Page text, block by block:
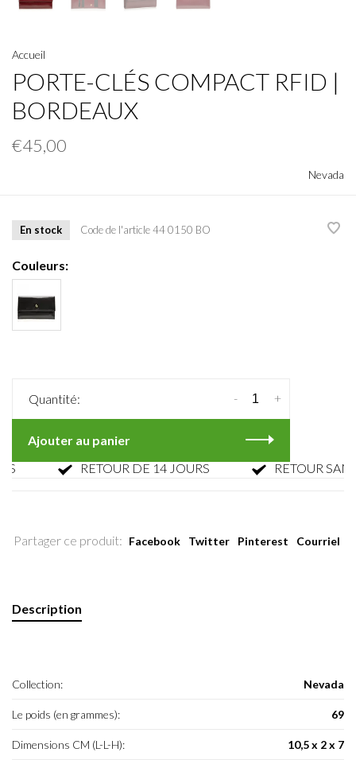
Accueil
PORTE-CLÉS COMPACT RFID |
BORDEAUX
€45,00
Nevada
En stock Code de l'article44 0150 BO
Couleurs:
Quantité: +
-
Ajouter au panier
RETOUR DE 14 JOURS
RETOUR SANS
Partager ce produit: Facebook Twitter Pinterest Courriel
Description
Collection: Nevada
Le poids (en grammes): 69
Dimensions CM (L-L-H): 10,5 x 2 x 7